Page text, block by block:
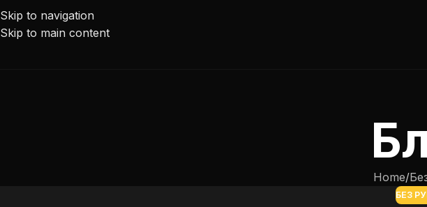
Skip to navigation
Skip to main content
Home
БЕЗ